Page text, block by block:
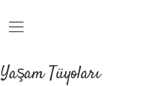
Anasayfa
menüyü
Tüyoları